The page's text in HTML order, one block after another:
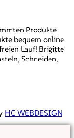
Produkte
bequem online
Lauf! Brigitte
Schneiden,
HC WEBDESIGN